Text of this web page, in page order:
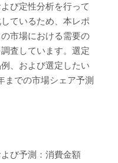
び定性分析を行って
ているため、本レポ
市場における需要の
査しています。選定
、および選定したい
までの市場シェア予測
び予測：消費金額